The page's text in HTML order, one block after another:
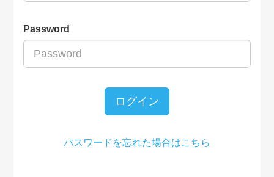
Password
ログイン
パスワードを忘れた場合はこちら